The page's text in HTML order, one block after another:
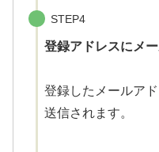
STEP4
登録アドレスにメ
登録したメールア
送信されます。